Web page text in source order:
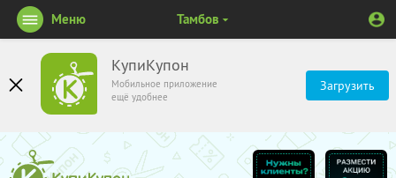
КупиКупон
Мобильное приложение
ещё удобнее
Загрузить
Меню Тамбов